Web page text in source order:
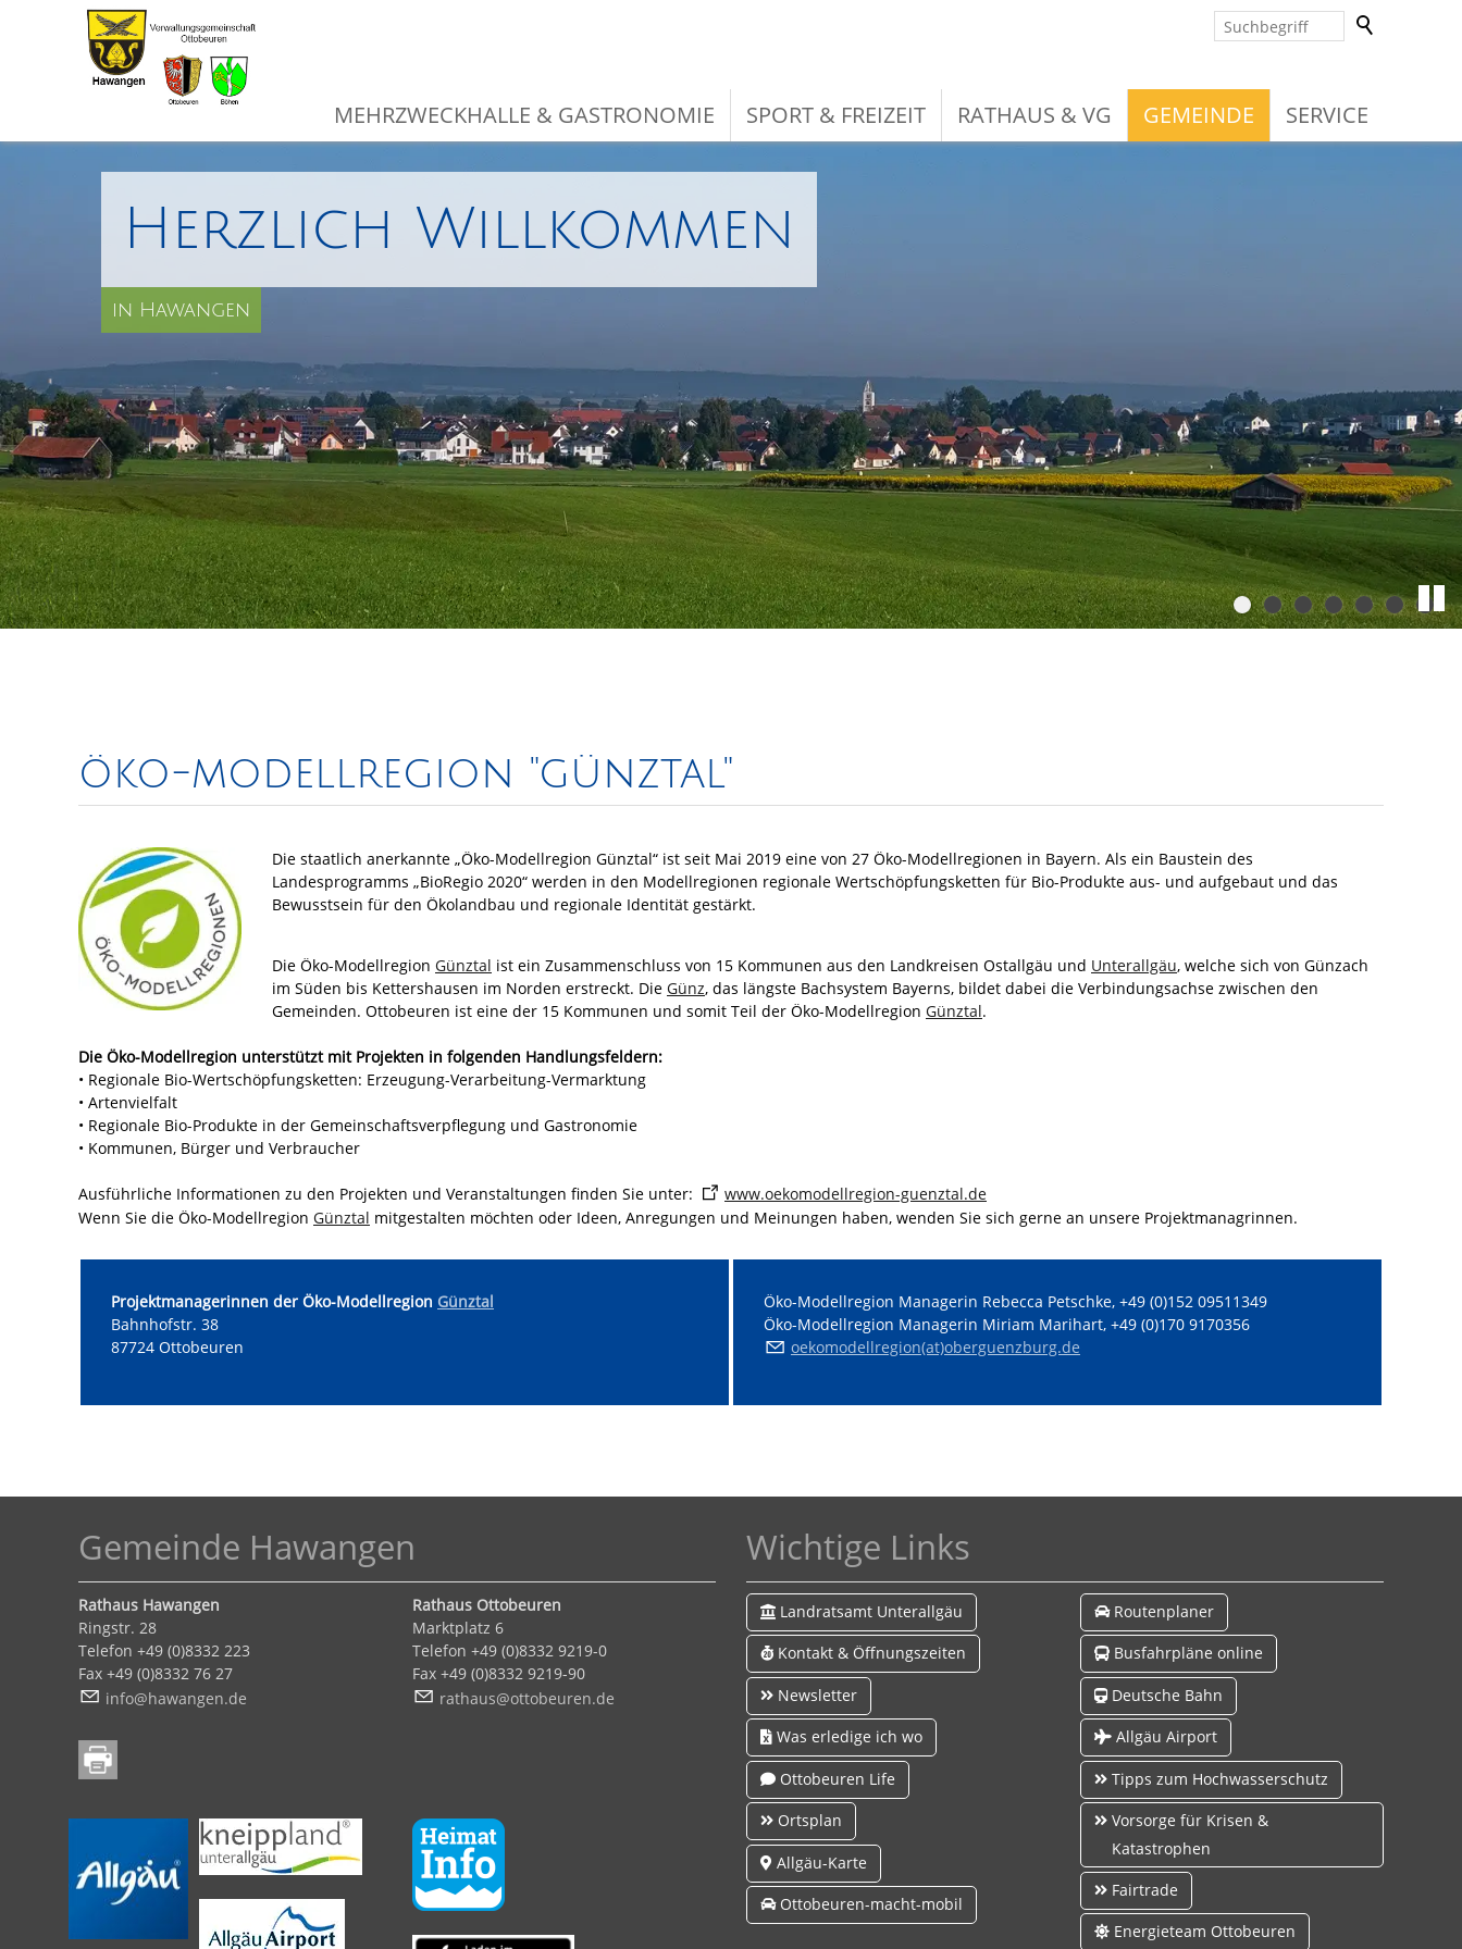
MEHRZWECKHALLE & GASTRONOMIE SPORT & FREIZEIT RATHAUS & VG GEMEINDE SERVICE
Herzlich Willkommen
in Hawangen
öko-modellregion "günztal"
Die staatlich anerkannte „Öko-Modellregion Günztal“ ist seit Mai 2019 eine von 27 Öko-Modellregionen in Bayern. Als ein Baustein des
Landesprogramms „BioRegio 2020“ werden in den Modellregionen regionale Wertschöpfungsketten für Bio-Produkte aus- und aufgebaut und das
Bewusstsein für den Ökolandbau und regionale Identität gestärkt.
Die Öko-Modellregion Günztal ist ein Zusammenschluss von 15 Kommunen aus den Landkreisen Ostallgäu und Unterallgäu, welche sich von Günzach
im Süden bis Kettershausen im Norden erstreckt. Die Günz, das längste Bachsystem Bayerns, bildet dabei die Verbindungsachse zwischen den
Gemeinden. Ottobeuren ist eine der 15 Kommunen und somit Teil der Öko-Modellregion Günztal.
Die Öko-Modellregion unterstützt mit Projekten in folgenden Handlungsfeldern:
• Regionale Bio-Wertschöpfungsketten: Erzeugung-Verarbeitung-Vermarktung
• Artenvielfalt
• Regionale Bio-Produkte in der Gemeinschaftsverpflegung und Gastronomie
• Kommunen, Bürger und Verbraucher
Ausführliche Informationen zu den Projekten und Veranstaltungen finden Sie unter:
www.oekomodellregion-guenztal.de
Wenn Sie die Öko-Modellregion Günztal mitgestalten möchten oder Ideen, Anregungen und Meinungen haben, wenden Sie sich gerne an unsere Projektmanagrinnen.
Projektmanagerinnen der Öko-Modellregion Günztal
Bahnhofstr. 38
87724 Ottobeuren
Öko-Modellregion Managerin Rebecca Petschke, +49 (0)152 09511349
Öko-Modellregion Managerin Miriam Marihart, +49 (0)170 9170356
oekomodellregion(at)oberguenzburg.de
Gemeinde Hawangen
Rathaus Hawangen
Ringstr. 28
Telefon +49 (0)8332 223
Fax +49 (0)8332 76 27
nf
h w ng n d
Rathaus Ottobeuren
Marktplatz 6
Telefon +49 (0)8332 9219-0
Fax +49 (0)8332 9219-90
r th s tt b r n d
Wichtige Links
Landratsamt Unterallgäu
Kontakt & Öffnungszeiten
Newsletter
Was erledige ich wo
Ottobeuren Life
Ortsplan
Allgäu-Karte
Ottobeuren-macht-mobil
Routenplaner
Busfahrpläne online
Deutsche Bahn
Allgäu Airport
Tipps zum Hochwasserschutz
Vorsorge für Krisen &
Katastrophen
Fairtrade
Energieteam Ottobeuren